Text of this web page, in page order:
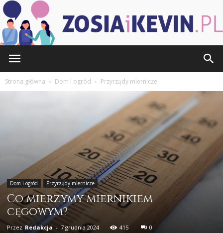
Strona główna Dom i ogród Przyrządy miernicze
Dom i ogród Przyrządy miernicze
Co mierzymy miernikiem
cęgowym?
Przez Redakcja - 7 grudnia 2024 415 0